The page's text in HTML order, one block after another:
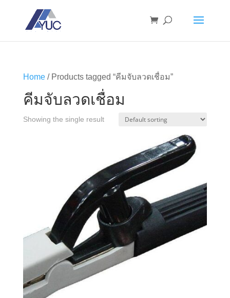
Home/ Products tagged “คีมจับลวดเชื่อม”
คีมจับลวดเชื่อม
Showing the single result